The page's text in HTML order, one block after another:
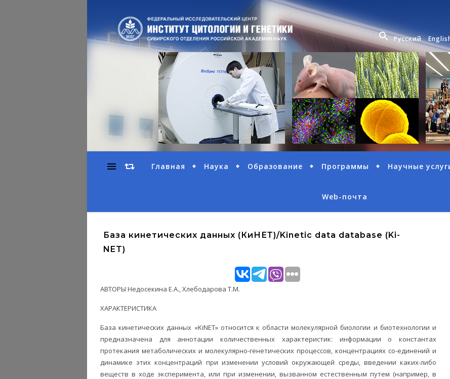
Русский
Главная Наука Образование Программы Научные
Web-почта
База кинетических данных (КиНЕТ)/Kinetic data database (Ki-
NET)
АВТОРЫ Недосекина Е.А., Хлебодарова Т.М.
ХАРАКТЕРИСТИКА
База кинетических данных «KiNET» относится к области молекулярной биологии и биотехнологии и
предназначена для аннотации количественных характеристик: информации о константах
протекания метаболических и молекулярно-генетических процессов, концентрациях со-единений и
динамике этих концентраций при изменении условий окружающей среды, введении каких-либо
веществ в ходе эксперимента, или при изменении, вызванном естественным путем (например, в